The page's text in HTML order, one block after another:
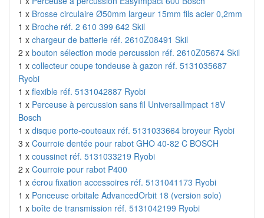
1 x Brosse circulaire Ø50mm largeur 15mm fils acier 0,2mm
1 x Broche réf. 2 610 399 642 Skil
1 x chargeur de batterie réf. 2610Z08491 Skil
2 x bouton sélection mode percussion réf. 2610Z05674 Skil
1 x collecteur coupe tondeuse à gazon réf. 5131035687
Ryobi
1 x flexible réf. 5131042887 Ryobi
1 x Perceuse à percussion sans fil UniversalImpact 18V
Bosch
1 x disque porte-couteaux réf. 5131033664 broyeur Ryobi
3 x Courroie dentée pour rabot GHO 40-82 C BOSCH
1 x coussinet réf. 5131033219 Ryobi
2 x Courroie pour rabot P400
1 x écrou fixation accessoires réf. 5131041173 Ryobi
1 x Ponceuse orbitale AdvancedOrbit 18 (version solo)
1 x boîte de transmission réf. 5131042199 Ryobi